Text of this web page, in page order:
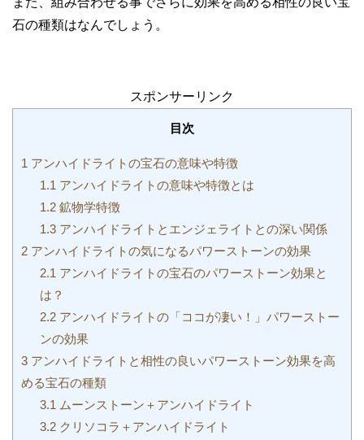
石の種類はなんでしょう。
スポンサーリンク
目次
1 アンハイドライトの宝石の意味や特徴
1.1 アンハイドライトの意味や特徴とは
1.2鉱物学特徴
1.3アンハイドライトとエンジェライトとの深い関係
2 アンハイドライトの気になるパワーストーンの効果
2.1 アンハイドライトの宝石のパワーストーン効果と
は？
2.2アンハイドライトの「ココが凄い！」パワーストー
ンの効果
3 アンハイドライトと相性の良いパワーストーン効果を高
める宝石の種類
3.1 ムーンストーン＋アンハイドライト
3.2クリソコラ＋アンハイドライト